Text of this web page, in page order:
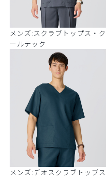
メンズ:スクラブトップス・ク
ールテック
メンズ:デオスクラブトップス